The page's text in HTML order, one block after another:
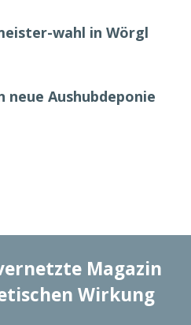
wahl in Wörgl
Aushubdeponie
Magazin
Wirkung